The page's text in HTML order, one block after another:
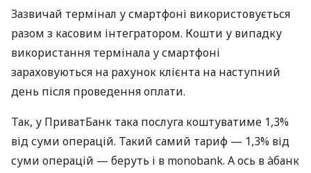
Зазвичай термінал у смартфоні використовується
разом з касовим інтегратором. Кошти у випадку
використання термінала у смартфоні
зараховуються на рахунок клієнта на наступний
день після проведення оплати.
Так, у ПриватБанк така послуга коштуватиме 1,3%
від суми операцій. Такий самий тариф — 1,3% від
суми операцій — беруть і в monobank. А ось в àбанк